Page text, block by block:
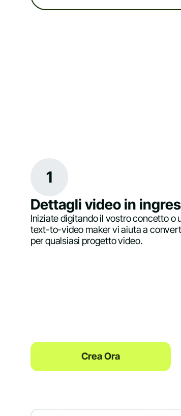
1
Dettagli video in
Iniziate digitando il vostro concetto o
text-to-video maker vi aiuta a
per qualsiasi progetto video.
Crea Ora